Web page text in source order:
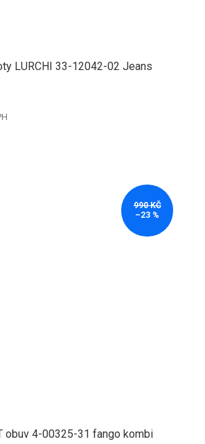
LURCHI 33-12042-02 Jeans
990 KČ
–23 %
obuv 4-00325-31 fango kombi